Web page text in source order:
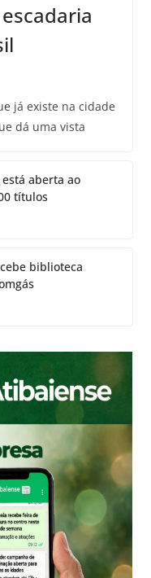
já existe na cidade
dá uma vista
aberta ao
títulos
biblioteca